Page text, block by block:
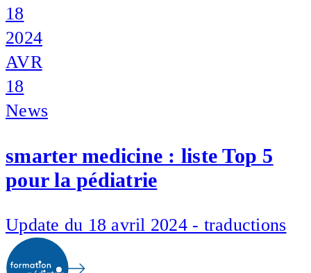
18
2024
AVR
18
News
smarter medicine : liste Top 5
pour la pédiatrie
Update du 18 avril 2024 - traductions